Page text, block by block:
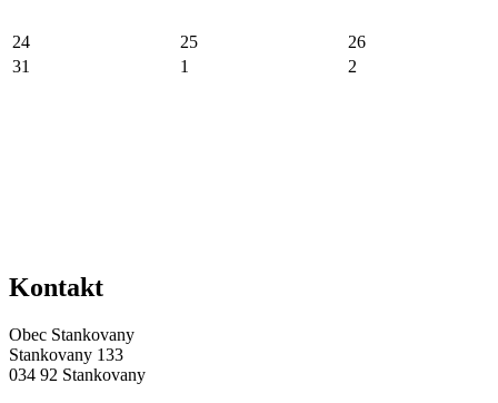
24 25
26
31
1 2
Kontakt
Obec Stankovany
Stankovany 133
034 92 Stankovany